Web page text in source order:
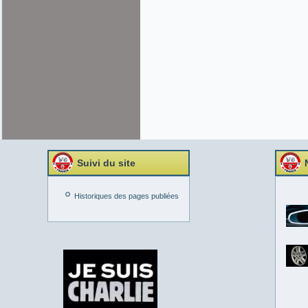
Suivi du site
Historiques des pages publiées